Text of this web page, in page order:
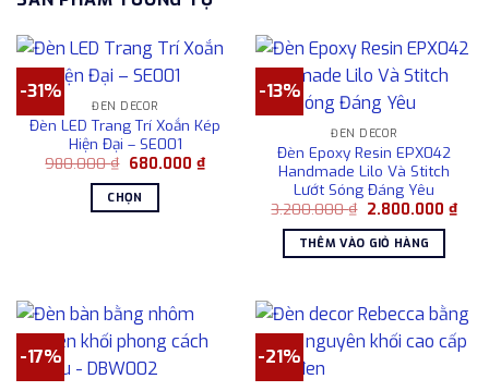
-31%
ĐÈN DECOR
Đèn LED Trang Trí Xoắn Kép
Hiện Đại – SE001
980.000₫ Giá
là:
980.000 ₫.
680.000 ₫Giá
680.000 ₫.
CHỌN
nhiều
biến
thể.
-13%
ĐÈN DECOR
Đèn Epoxy Resin EPX042
Handmade Lilo Và Stitch
Lướt Sóng Đáng Yêu
3.200.000₫ Giá
là:
3.200.000 ₫.
2.800.000 ₫Giá
THÊM VÀO GIỎ HÀNG
-17% -21%